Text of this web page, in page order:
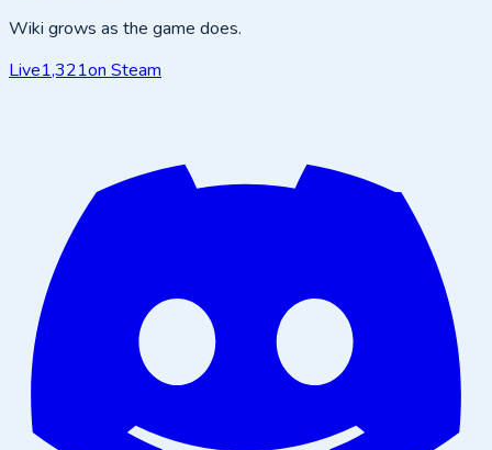
Wiki grows as the game does.
Live1,321on Steam